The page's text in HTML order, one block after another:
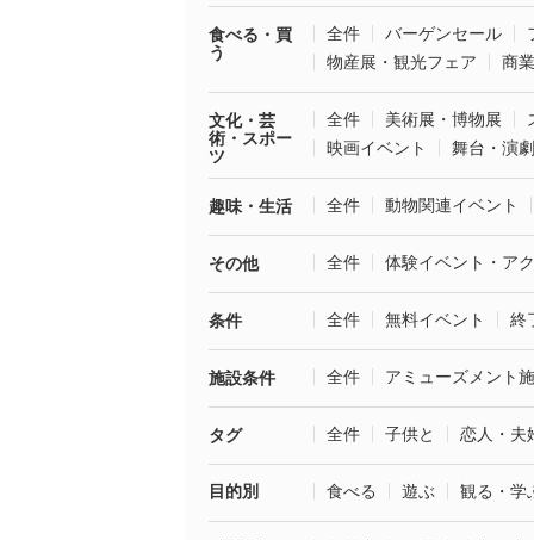
食べる・買
う
全件 バーゲンセール
物産展・観光フェア
商
文化・芸
術・スポー
ツ
全件 美術展・博物展
映画イベント
舞台・演劇
趣味・生活 全件 動物関連イベント
その他 全件 体験イベント・ア
条件 全件 無料イベント 終
施設条件 全件 アミューズメント
タグ 全件 子供と 恋人・夫
目的別 食べる 遊ぶ 観る・学